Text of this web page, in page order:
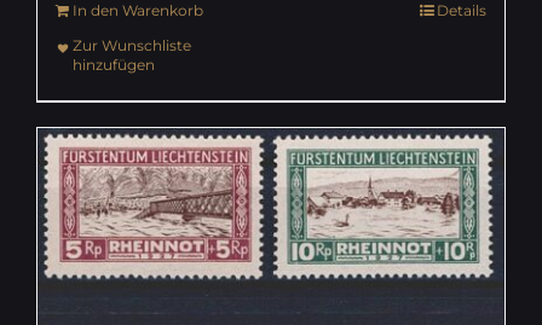
In den Warenkorb
Details
Zur Wunschliste
hinzufügen